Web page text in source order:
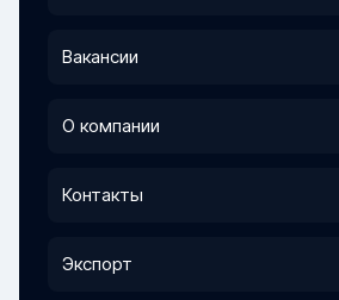
Вакансии
О компании
Контакты
Экспорт